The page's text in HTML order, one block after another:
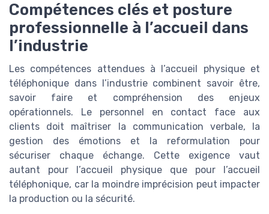
Compétences clés et posture
professionnelle à l’accueil dans
l’industrie
Les compétences attendues à l’accueil physique et
téléphonique dans l’industrie combinent savoir être,
savoir faire et compréhension des enjeux
opérationnels. Le personnel en contact face aux
clients doit maîtriser la communication verbale, la
gestion des émotions et la reformulation pour
sécuriser chaque échange. Cette exigence vaut
autant pour l’accueil physique que pour l’accueil
téléphonique, car la moindre imprécision peut impacter
la production ou la sécurité.